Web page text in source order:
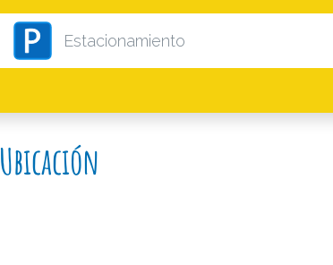
Estacionamiento
Ubicación